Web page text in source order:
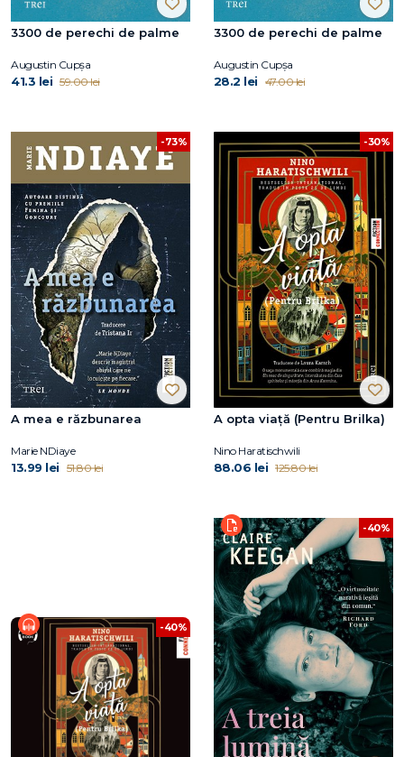
3300 de perechi de palme
Augustin Cupşa
41.3 lei 59.00 lei
3300 de perechi de palme
Augustin Cupşa
28.2 lei 47.00 lei
-73%
A mea e răzbunarea
Marie NDiaye
13.99 lei 51.80 lei
-30%
A opta viață (Pentru Brilka)
Nino Haratischwili
88.06 lei 125.80 lei
-40%
-40%